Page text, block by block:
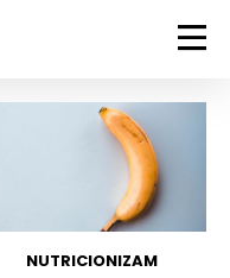
NUTRICIONIZAM